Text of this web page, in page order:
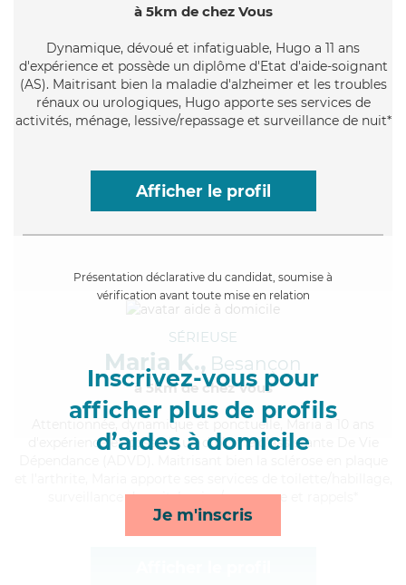
à 5km de chez Vous
Dynamique, dévoué et infatiguable, Hugo a 11 ans
d'expérience et possède un diplôme d'Etat d'aide-soignant
(AS). Maitrisant bien la maladie d'alzheimer et les troubles
rénaux ou urologiques, Hugo apporte ses services de
activités, ménage, lessive/repassage et surveillance de nuit*
Afficher le profil
Présentation déclarative du candidat, soumise à
vérification avant toute mise en relation
Inscrivez-vous pour
afficher plus de profils
d’aides à domicile
Je m'inscris
SÉRIEUSE
Maria K., Besançon
à 5km de chez Vous
, dynamique et ponctuelle, Maria a 10 ans
d'expérience et possède un diplôme d'Assistante De Vie
surveillance de nuit, lessive/repassage et rappels*